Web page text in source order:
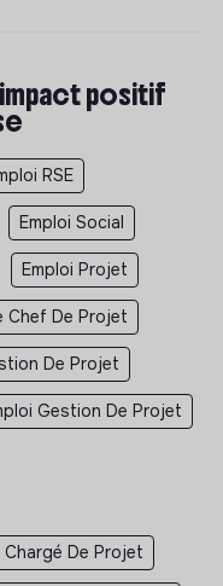
positif
RSE
Emploi Social
Emploi Projet
Chef De Projet
De Projet
Gestion De Projet
De Projet